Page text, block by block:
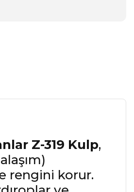
Z-319 Kulp,
rengini korur.